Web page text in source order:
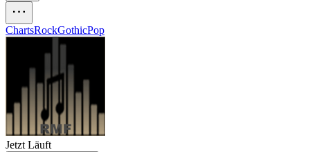
ChartsRockGothicPop
Jetzt Läuft